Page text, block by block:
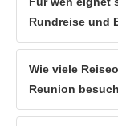
verlängerten
Sie haben eine
Baden gebucht,
Fünfsternehotels
Wer lieber wandert,
Rundreise und
Wie viele
Reunion